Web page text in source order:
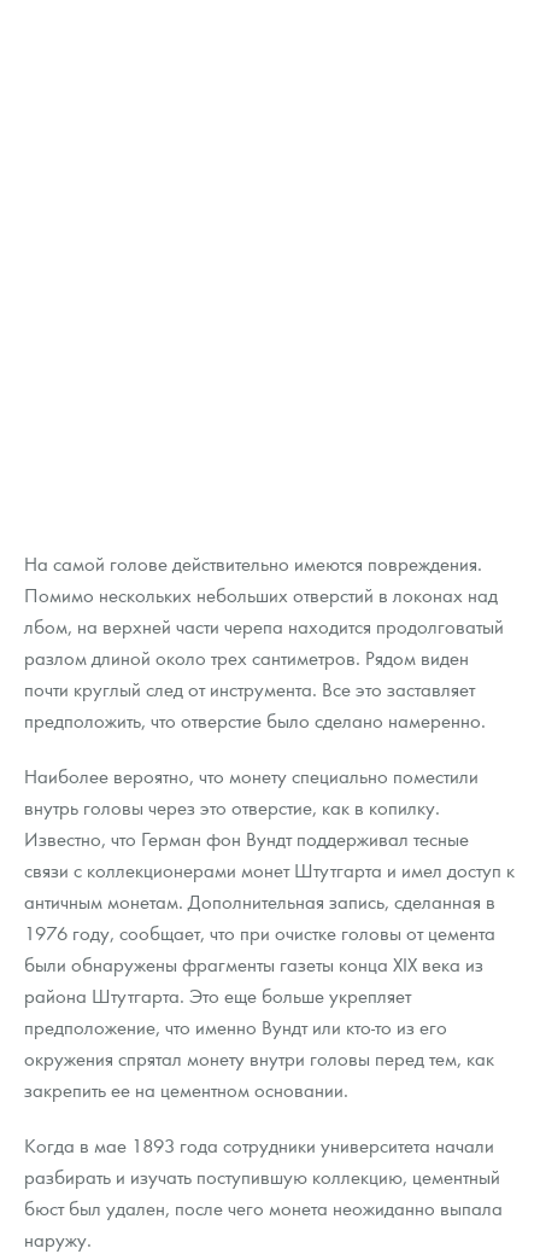
На самой голове действительно имеются повреждения.
Помимо нескольких небольших отверстий в локонах над
лбом, на верхней части черепа находится продолговатый
разлом длиной около трех сантиметров. Рядом виден
почти круглый след от инструмента. Все это заставляет
предположить, что отверстие было сделано намеренно.
Наиболее вероятно, что монету специально поместили
внутрь головы через это отверстие, как в копилку.
Известно, что Герман фон Вундт поддерживал тесные
связи с коллекционерами монет Штутгарта и имел доступ к
античным монетам. Дополнительная запись, сделанная в
1976 году, сообщает, что при очистке головы от цемента
были обнаружены фрагменты газеты конца XIX века из
района Штутгарта. Это еще больше укрепляет
предположение, что именно Вундт или кто-то из его
окружения спрятал монету внутри головы перед тем, как
закрепить ее на цементном основании.
Когда в мае 1893 года сотрудники университета начали
разбирать и изучать поступившую коллекцию, цементный
бюст был удален, после чего монета неожиданно выпала
наружу.